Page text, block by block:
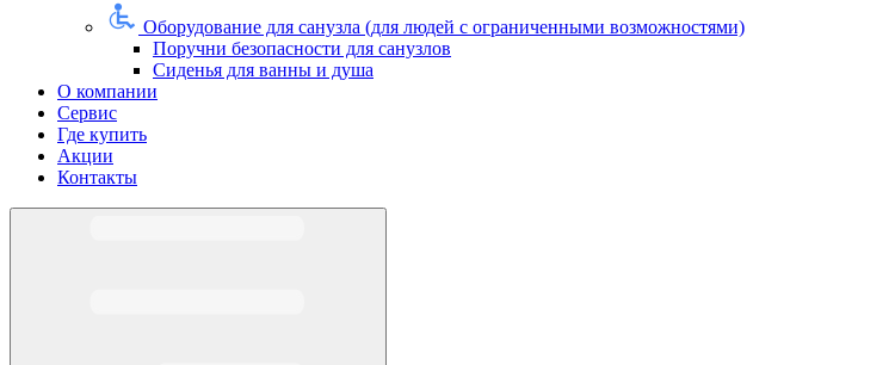
Оборудование для санузла (для людей с ограниченными возможностями)
Поручни безопасности для санузлов
Сиденья для ванны и душа
О компании
Сервис
Где купить
Акции
Контакты